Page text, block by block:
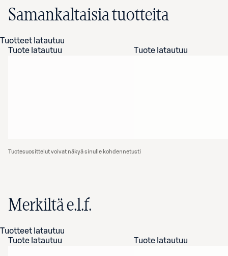
Samankaltaisia tuotteita
Tuotteet latautuu
Tuote latautuu
Tuote latautuu
Tuotesuosittelut voivat näkyä sinulle kohdennetusti
Merkiltä e.l.f.
Tuotteet latautuu
Tuote latautuu
Tuote latautuu